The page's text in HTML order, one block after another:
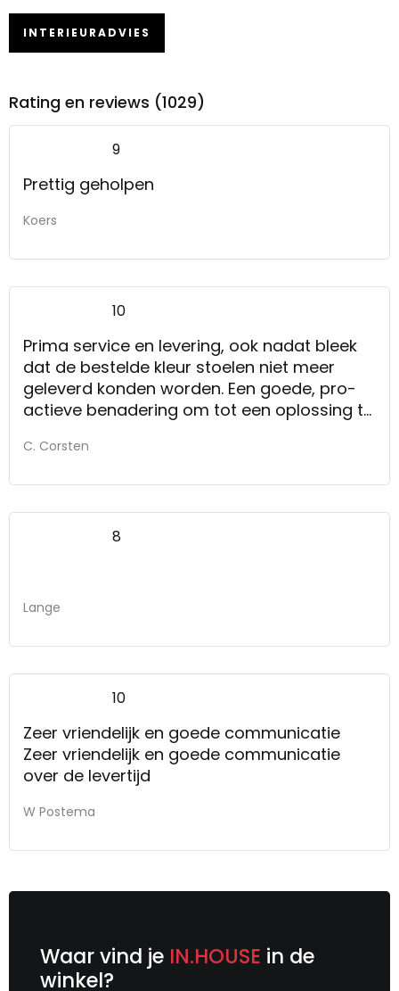
INTERIEURADVIES
Rating en reviews (1029)
9
Prettig geholpen
Koers
10
Prima service en levering, ook nadat bleek
dat de bestelde kleur stoelen niet meer
geleverd konden worden. Een goede, pro-
actieve benadering om tot een oplossing te
C. Corsten
8
Lange
10
Zeer vriendelijk en goede communicatie
Zeer vriendelijk en goede communicatie
over de levertijd
W Postema
Waar vind je IN.HOUSE in de
winkel?